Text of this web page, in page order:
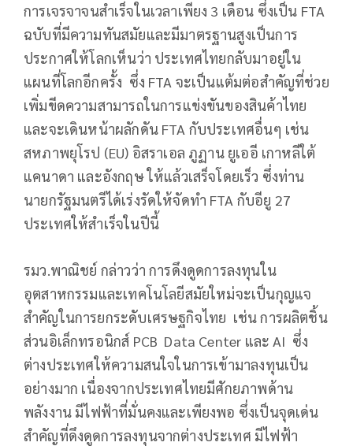
การเจรจาจนสำเร็จในเวลาเพียง 3 เดือน ซึ่งเป็น FTA
ฉบับที่มีความทันสมัยและมีมาตรฐานสูงเป็นการ
ประกาศให้โลกเห็นว่า ประเทศไทยกลับมาอยู่ใน
แผนที่โลกอีกครั้ง ซึ่ง FTA จะเป็นแต้มต่อสำคัญที่ช่วย
เพิ่มขีดความสามารถในการแข่งขันของสินค้าไทย
และจะเดินหน้าผลักดัน FTA กับประเทศอื่นๆ เช่น
สหภาพยุโรป (EU) อิสราเอล ภูฏาน ยูเออี เกาหลีใต้
แคนาดา และอังกฤษ ให้แล้วเสร็จโดยเร็ว ซึ่งท่าน
นายกรัฐมนตรีได้เร่งรัดให้จัดทำ FTA กับอียู 27
ประเทศให้สำเร็จในปีนี้
รมว.พาณิชย์ กล่าวว่า การดึงดูดการลงทุนใน
อุตสาหกรรมและเทคโนโลยีสมัยใหม่จะเป็นกุญแจ
สำคัญในการยกระดับเศรษฐกิจไทย เช่น การผลิตชิ้น
ส่วนอิเล็กทรอนิกส์ PCB Data Center และ AI ซึ่ง
ต่างประเทศให้ความสนใจในการเข้ามาลงทุนเป็น
อย่างมาก เนื่องจากประเทศไทยมีศักยภาพด้าน
พลังงาน มีไฟฟ้าที่มั่นคงและเพียงพอ ซึ่งเป็นจุดเด่น
สำคัญที่ดึงดูดการลงทุนจากต่างประเทศ มีไฟฟ้า